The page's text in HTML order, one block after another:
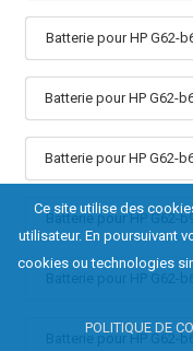
Batterie pour HP G62-
Batterie pour HP G62-
Batterie pour HP G62-
Batterie pour HP G62-
Batterie pour HP G62-
Ce site utilise des
utilisateur. En poursuivant
cookies ou technologies
POLITIQUE DE